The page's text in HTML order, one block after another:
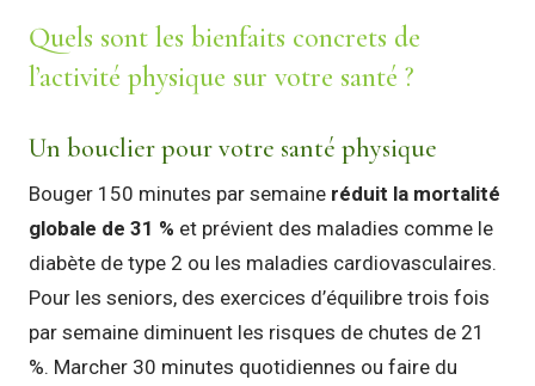
Quels sont les bienfaits concrets de
l’activité physique sur votre santé ?
Un bouclier pour votre santé physique
Bouger 150 minutes par semaine réduit la mortalité
globale de 31 % et prévient des maladies comme le
diabète de type 2 ou les maladies cardiovasculaires.
Pour les seniors, des exercices d’équilibre trois fois
par semaine diminuent les risques de chutes de 21
%. Marcher 30 minutes quotidiennes ou faire du